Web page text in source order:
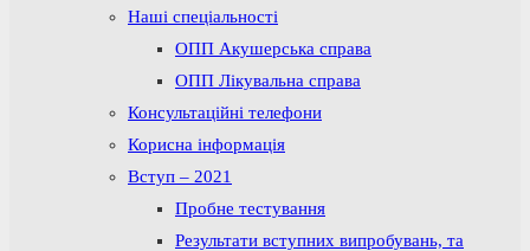
Наші спеціальності
ОПП Акушерська справа
ОПП Лікувальна справа
Консультаційні телефони
Корисна інформація
Вступ – 2021
Пробне тестування
Результати вступних випробувань, та